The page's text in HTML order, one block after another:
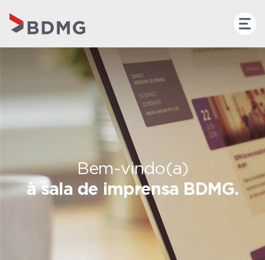
Bem-vindo(a)
à sala de imprensa BDMG.